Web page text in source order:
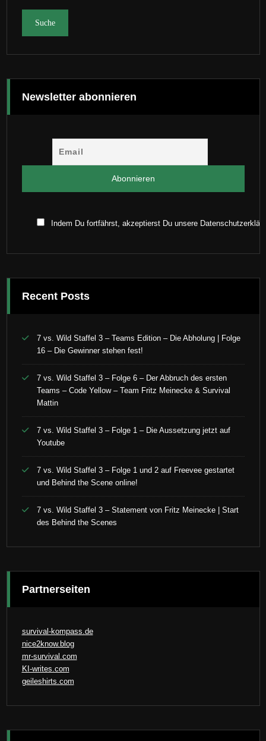
Newsletter abonnieren
Indem Du fortfährst, akzeptierst Du unsere
Recent Posts
7 vs. Wild Staffel 3 – Teams Edition – Die Abholung | Folge
16 – Die Gewinner stehen fest!
7 vs. Wild Staffel 3 – Folge 6 – Der Abbruch des ersten
Teams – Code Yellow – Team Fritz Meinecke & Survival
Mattin
7 vs. Wild Staffel 3 – Folge 1 – Die Aussetzung jetzt auf
Youtube
7 vs. Wild Staffel 3 – Folge 1 und 2 auf Freevee gestartet
und Behind the Scene online!
7 vs. Wild Staffel 3 – Statement von Fritz Meinecke | Start
des Behind the Scenes
Partnerseiten
survival-kompass.de
nice2know.blog
mr-survival.com
KI-writes.com
geileshirts.com